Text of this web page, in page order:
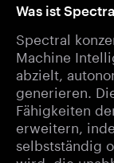
Was ist
Spectral
Machine
abzielt,
generieren.
Fähigkeiten
erweitern,
selbstständig